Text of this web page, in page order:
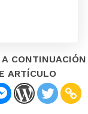
CONTINUACIÓN
ARTÍCULO